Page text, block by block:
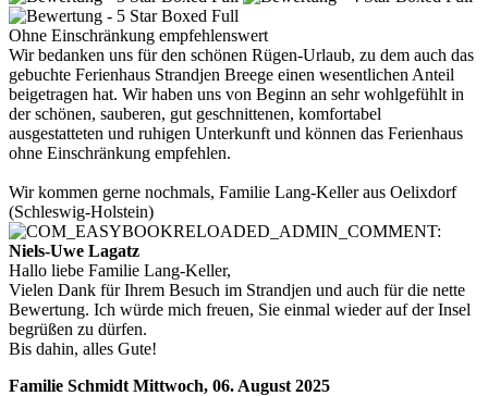
Ohne Einschränkung empfehlenswert
Wir bedanken uns für den schönen Rügen-Urlaub, zu dem auch das
gebuchte Ferienhaus Strandjen Breege einen wesentlichen Anteil
beigetragen hat. Wir haben uns von Beginn an sehr wohlgefühlt in
der schönen, sauberen, gut geschnittenen, komfortabel
ausgestatteten und ruhigen Unterkunft und können das Ferienhaus
ohne Einschränkung empfehlen.
Wir kommen gerne nochmals, Familie Lang-Keller aus Oelixdorf
(Schleswig-Holstein)
Niels-Uwe Lagatz
Hallo liebe Familie Lang-Keller,
Vielen Dank für Ihrem Besuch im Strandjen und auch für die nette
Bewertung. Ich würde mich freuen, Sie einmal wieder auf der Insel
begrüßen zu dürfen.
Bis dahin, alles Gute!
Familie Schmidt Mittwoch, 06. August 2025